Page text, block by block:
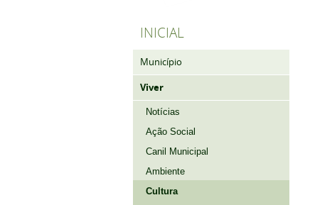
INICIAL
Município
Viver
Notícias
Ação Social
Canil Municipal
Ambiente
Cultura